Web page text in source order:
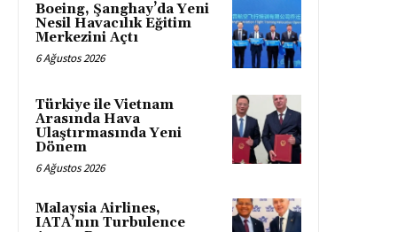
Boeing, Şanghay’da Yeni
Nesil Havacılık Eğitim
Merkezini Açtı
6 Ağustos 2026
Türkiye ile Vietnam
Arasında Hava
Ulaştırmasında Yeni
Dönem
6 Ağustos 2026
Malaysia Airlines,
IATA’nın Turbulence